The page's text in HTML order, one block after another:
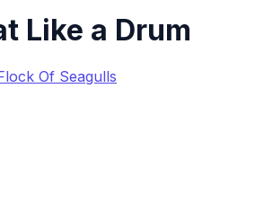
Like a Drum
Of Seagulls